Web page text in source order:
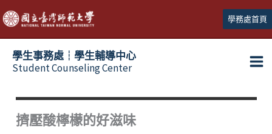
跳
至
主
學務處首頁
學生事務處┆學生輔導中心
Student Counseling Center
擠壓酸檸檬的好滋味